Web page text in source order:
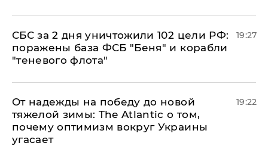
СБС за 2 дня уничтожили 102 цели РФ:
поражены база ФСБ "Беня" и корабли
"теневого флота"
19:27
От надежды на победу до новой
тяжелой зимы: The Atlantic о том,
почему оптимизм вокруг Украины
угасает
19:22